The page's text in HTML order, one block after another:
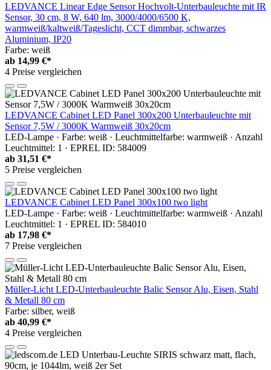
LEDVANCE Linear Edge Sensor Hochvolt-Unterbauleuchte mit IR
Sensor, 30 cm, 8 W, 640 lm, 3000/4000/6500 K,
warmweiß/kaltweiß/Tageslicht, CCT dimmbar, schwarzes
Aluminium, IP20
Farbe: weiß
ab 14,99 €*
4 Preise vergleichen
LEDVANCE Cabinet LED Panel 300x200 Unterbauleuchte mit
Sensor 7,5W / 3000K Warmweiß 30x20cm
LED-Lampe · Farbe: weiß · Leuchtmittelfarbe: warmweiß · Anzahl
Leuchtmittel: 1 · EPREL ID: 584009
ab 31,51 €*
5 Preise vergleichen
LEDVANCE Cabinet LED Panel 300x100 two light
LED-Lampe · Farbe: weiß · Leuchtmittelfarbe: warmweiß · Anzahl
Leuchtmittel: 1 · EPREL ID: 584010
ab 17,98 €*
7 Preise vergleichen
Müller-Licht LED-Unterbauleuchte Balic Sensor Alu, Eisen, Stahl
& Metall 80 cm
Farbe: silber, weiß
ab 40,99 €*
4 Preise vergleichen